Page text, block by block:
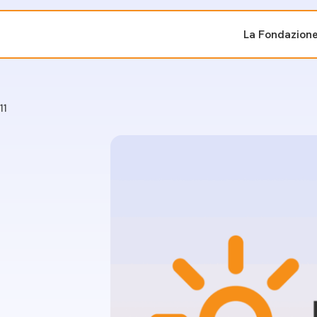
La Fondazione
sostenuti
Sala Stampa
Eventi Press tour